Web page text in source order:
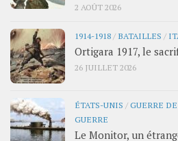
2 AOÛT 2026
1914-1918 / BATAILLES /
Ortigara 1917, le
26 JUILLET 2026
ÉTATS-UNIS /GUERRE
GUERRE
Le Monitor, un